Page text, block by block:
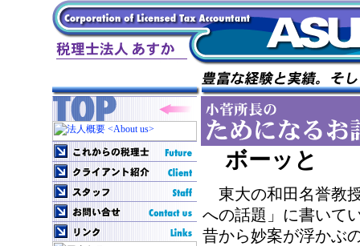
ボーッと
東大の和田名誉教
への話題」に書いて
昔から妙案が浮かぶ